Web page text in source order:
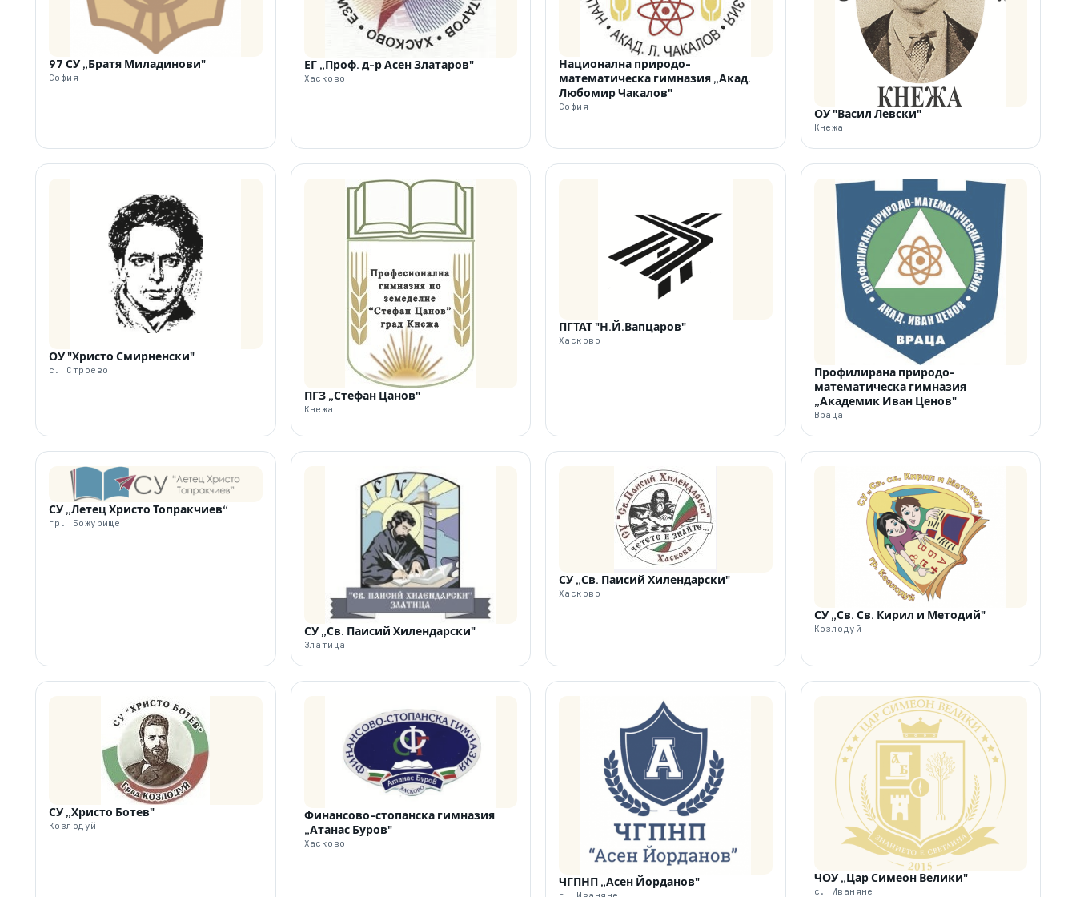
97 СУ „Братя Миладинови"
София
ЕГ „Проф. д-р Асен Златаров"
Хасково
Национална природо-
математическа гимназия „Акад.
Любомир Чакалов"
София ОУ "Васил Левски"
Кнежа
ОУ "Христо Смирненски"
с. Строево
ПГЗ „Стефан Цанов"
Кнежа
ПГТАТ "Н.Й.Вапцаров"
Хасково
Профилирана природо-
математическа гимназия
„Академик Иван Ценов"
Враца
СУ „Летец Христо Топракчиев“
гр. Божурище
СУ „Св. Паисий Хилендарски"
Златица
СУ „Св. Паисий Хилендарски"
Хасково
СУ „Св. Св. Кирил и Методий"
Козлодуй
СУ „Христо Ботев"
Козлодуй
Финансово-стопанска гимназия
„Атанас Буров"
Хасково
ЧГПНП „Асен Йорданов" ЧОУ „Цар Симеон Велики"
с. Иваняне